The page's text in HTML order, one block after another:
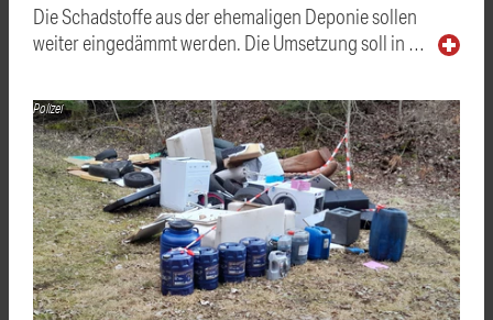
Die Schadstoffe aus der ehemaligen Deponie sollen
weiter eingedämmt werden. Die Umsetzung soll in …
Polizei